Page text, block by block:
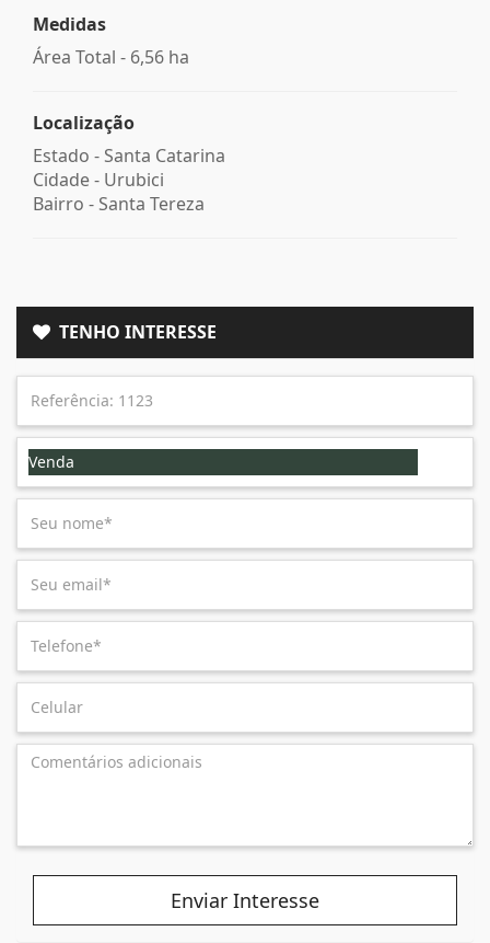
Medidas
Área Total - 6,56 ha
Localização
Estado - Santa Catarina
Cidade - Urubici
Bairro - Santa Tereza
TENHO INTERESSE
Venda
Enviar Interesse